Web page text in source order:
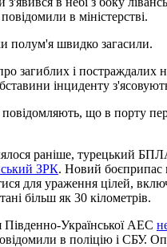
в міністерстві.
полум'я швидко загасили.
загиблих і постраждалих
інциденту
що в порту
раніше, турецький
ЗРК. Новий боєприпас
для ураження цілей,
більш як 30 кілометрів.
Південно-Української АЕС
в поліцію і СБУ.